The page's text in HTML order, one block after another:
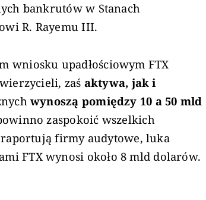
bankrutów w Stanach
R. Rayemu III.
wniosku upadłościowym FTX
zaś aktywa, jak i
wynoszą pomiędzy 10 a 50 mld
zaspokoić wszelkich
firmy audytowe, luka
FTX wynosi około 8 mld dolarów.